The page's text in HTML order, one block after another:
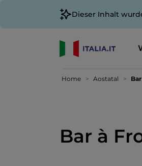
Dieser Inhalt
Home Aostatal
Bar à